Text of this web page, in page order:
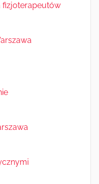
fizjoterapeutów